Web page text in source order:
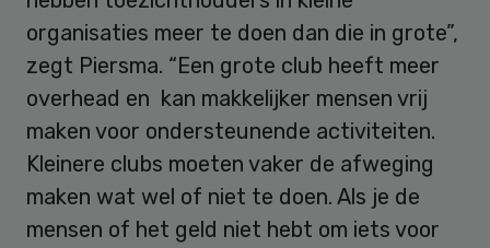
organisaties meer te doen dan die in grote”,
zegt Piersma. “Een grote club heeft meer
overhead en kan makkelijker mensen vrij
maken voor ondersteunende activiteiten.
Kleinere clubs moeten vaker de afweging
maken wat wel of niet te doen. Als je de
mensen of het geld niet hebt om iets voor